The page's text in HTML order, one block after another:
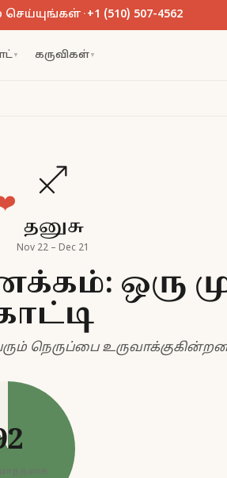
செய்யுங்கள் · +1 (510) 507-4562
▼ கருவிகள் ▼
♐
தனுசு
Nov 22 – Dec 21
ஒரு
நெருப்பை